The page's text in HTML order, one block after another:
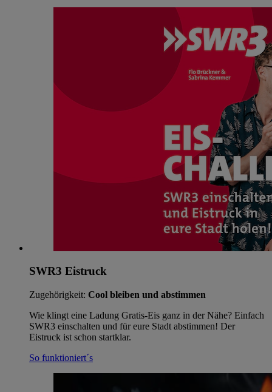
SWR3 Eistruck
Zugehörigkeit: Cool bleiben und abstimmen
Wie klingt eine Ladung Gratis-Eis ganz in der Nähe? Einfach
SWR3 einschalten und für eure Stadt abstimmen! Der
Eistruck ist schon startklar.
So funktioniert´s